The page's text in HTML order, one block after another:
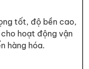
tốt, độ bền cao,
hoạt động vận
hàng hóa.